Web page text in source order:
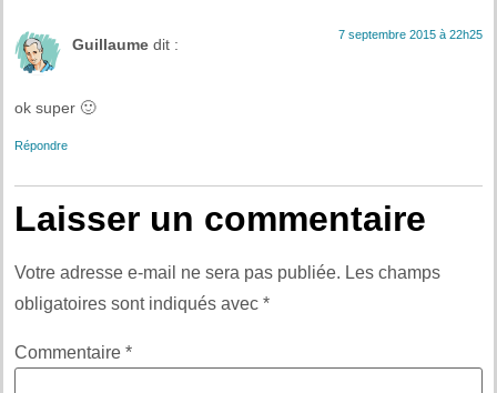
Guillaume dit :
7 septembre 2015 à 22h25
ok super 🙂
Répondre
Laisser un commentaire
Votre adresse e-mail ne sera pas publiée. Les champs
obligatoires sont indiqués avec *
Commentaire *